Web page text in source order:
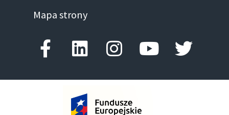
Mapa strony
Facebook-f
LinkedinInstagram
Youtube